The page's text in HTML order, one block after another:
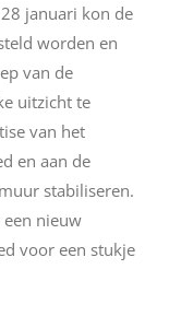
januari kon de
worden en
van de
uitzicht te
van het
en aan de
stabiliseren.
een nieuw
voor een stukje